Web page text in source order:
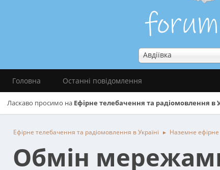
Авдіївка
Головна Останні повідомлення
Ласкаво просимо на Ефірне телебачення та радіомовлення в
Ефірне телебачення та радіомовлення в Україні ► Наземне
Обмін